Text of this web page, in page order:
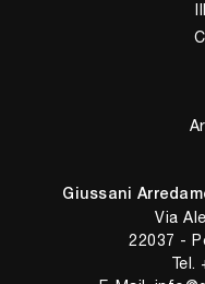
Giussani
Via
22037 -
Tel.